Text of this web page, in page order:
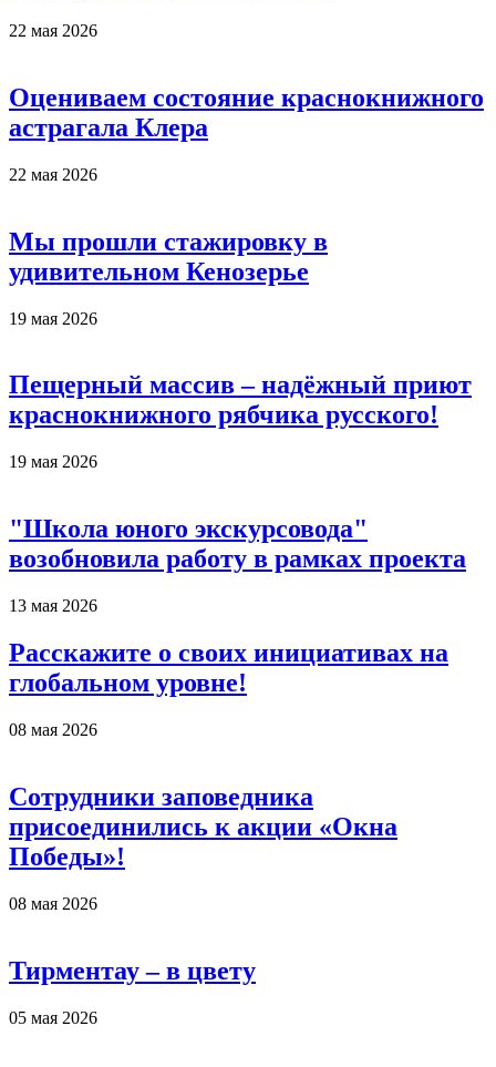
22 мая 2026
Оцениваем состояние краснокнижного
астрагала Клера
22 мая 2026
Мы прошли стажировку в
удивительном Кенозерье
19 мая 2026
Пещерный массив – надёжный приют
краснокнижного рябчика русского!
19 мая 2026
"Школа юного экскурсовода"
возобновила работу в рамках проекта
13 мая 2026
Расскажите о своих инициативах на
глобальном уровне!
08 мая 2026
Сотрудники заповедника
присоединились к акции «Окна
Победы»!
08 мая 2026
Тирментау – в цвету
05 мая 2026